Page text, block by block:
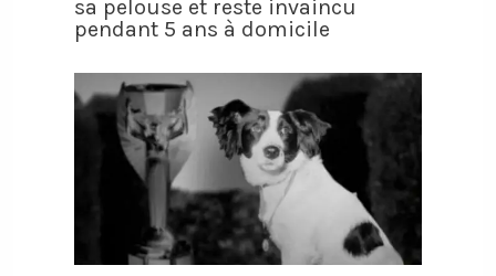
sa pelouse et reste invaincu
pendant 5 ans à domicile